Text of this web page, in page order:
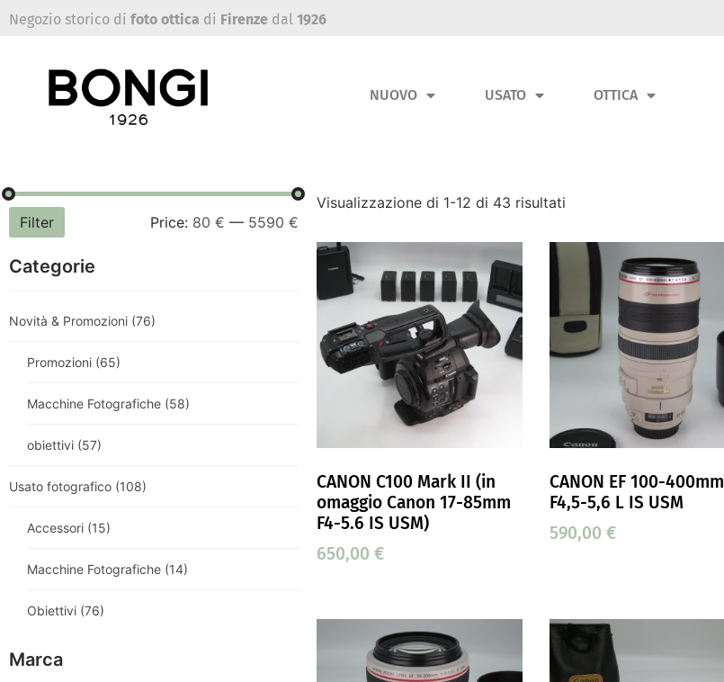
Negozio storico di foto ottica di Firenze dal 1926
NUOVO USATO OTTICA
Filter Price: 80 € — 5590 €
Categorie
Novità & Promozioni (76)
Promozioni (65)
Macchine Fotografiche (58)
obiettivi (57)
Usato fotografico (108)
Accessori (15)
Macchine Fotografiche (14)
Obiettivi (76)
Marca
Visualizzazione di 1-12 di 43 risultati
CANON C100 Mark II (in
omaggio Canon 17-85mm
F4-5.6 IS USM)
650,00 €
CANON EF 100-400mm
F4,5-5,6 L IS USM
590,00€